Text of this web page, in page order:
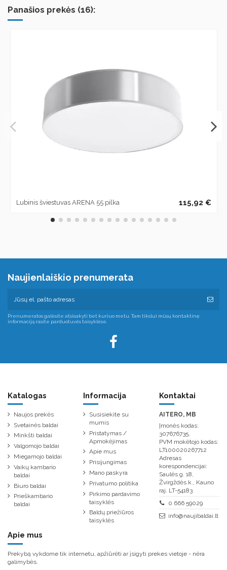
Panašios prekės (16):
Lubinis šviestuvas ARENA 55 pilka 115,92 €
Naujienlaiškio prenumerata
Prenumeratos galėsite atsisakyti bet kuriuo metu. Tam tikslui mūsų kontaktinę
informaciją rasite parduotuvės taisyklėse.
Katalogas
Naujos prekės
Svetainės baldai
Minkšti baldai
Valgomojo baldai
Miegamojo baldai
Vaikų kambario
baldai
Biuro baldai
Prieškambario
baldai
Informacija
Susisiekite su
mumis
Pristatymas /
Apmokėjimas
Apie mus
Prisijungimas
Mano paskyra
Privatumo politika
Pirkimo pardavimo
taisyklės
Baldų priežiūros
taisyklės
Kontaktai
AITERO, MB
Įmonės kodas:
307676735,
PVM mokėtojo kodas:
LT100020267712
Adresas
korespondencijai:
Saulės g. 18,
Žvirgždės k., Kauno
raj. LT-54183
0 666 59029
info@naujibaldai.lt
Apie mus
Prekybą vykdome tik internetu, apžiūrėti ar įsigyti prekes vietoje - nėra
galimybės.